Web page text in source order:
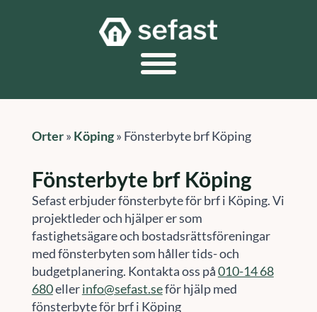
Orter» Köping» Fönsterbyte brf Köping
Fönsterbyte brf Köping
Sefast erbjuder fönsterbyte för brf i Köping. Vi
projektleder och hjälper er som
fastighetsägare och bostadsrättsföreningar
med fönsterbyten som håller tids- och
budgetplanering. Kontakta oss på010-14 68
680ellerinfo@sefast.seför hjälp med
fönsterbyte för brf i Köping